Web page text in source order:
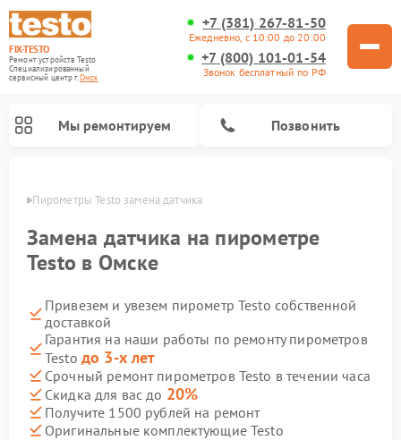
FIX-TESTO
Ремонт устройств Testo
Специализированный
cервисный центр г.Омск
+7 (381) 267-81-50
Ежедневно, с 10:00 до 20:00
+7 (800) 101-01-54
Звонок бесплатный по РФ
Мы ремонтируем Позвонить
Пирометры Testo замена датчика
Замена датчика на пирометре
Testo в Омске
Привезем и увезем пирометр Testo собственной
доставкой
Гарантия на наши работы по ремонту пирометров
Testo до 3-х лет
Срочный ремонт пирометров Testo в течении часа
Скидка для вас до 20%
Получите 1500 рублей на ремонт
Оригинальные комплектующие Testo